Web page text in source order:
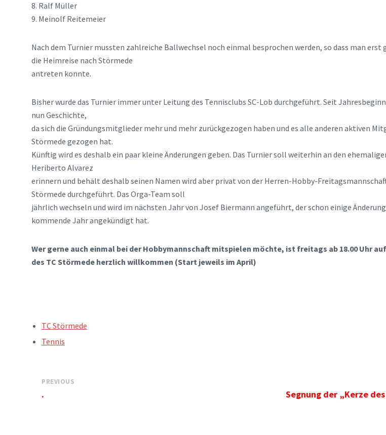
8. Ralf Müller
9. Meinolf Reitemeier
Nach dem Turnier mussten zahlreiche Ballwechsel noch einmal besprochen werden, so dass man erst
die Heimreise nach Störmede
antreten konnte.
Bisher wurde das Turnier immer unter Leitung des Tennisclubs SC-Lob durchgeführt. Seit
nun Geschichte,
da sich die Gründungsmitglieder mehr und mehr zurückgezogen haben und es alle anderen aktiven
Störmede gezogen hat.
Künftig wird es deshalb ein paar kleine Änderungen geben. Das Turnier soll weiterhin an den
Heriberto Alvarez
erinnern und behält deshalb seinen Namen wird aber privat von der Herren-Hobby-
Störmede durchgeführt. Das Orga-Team soll
jährlich wechseln und wird im nächsten Jahr von Josef Biermann angeführt, der schon einige
kommende Jahr angekündigt hat.
Wer gerne auch einmal bei der Hobbymannschaft mitspielen möchte, ist freitags ab 18.00 Uhr
des TC Störmede herzlich willkommen (Start jeweils im April)
TAGS:TC Störmede
Tennis
PREVIOUS
. Segnung der „Kerze